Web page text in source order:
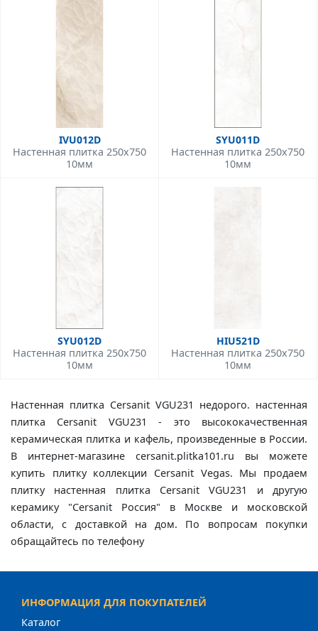
IVU012D
Настенная плитка 250x750
10мм
SYU011D
Настенная плитка 250x750
10мм
SYU012D
Настенная плитка 250x750
10мм
HIU521D
Настенная плитка 250x750
10мм
Настенная плитка Cersanit VGU231 недорого. настенная
плитка Cersanit VGU231 - это высококачественная
керамическая плитка и кафель, произведенные в России.
В интернет-магазине cersanit.plitka101.ru вы можете
купить плитку коллекции Cersanit Vegas. Мы продаем
плитку настенная плитка Cersanit VGU231 и другую
керамику "Cersanit Россия" в Москве и московской
области, с доставкой на дом. По вопросам покупки
обращайтесь по телефону
ИНФОРМАЦИЯ ДЛЯ ПОКУПАТЕЛЕЙ
Каталог